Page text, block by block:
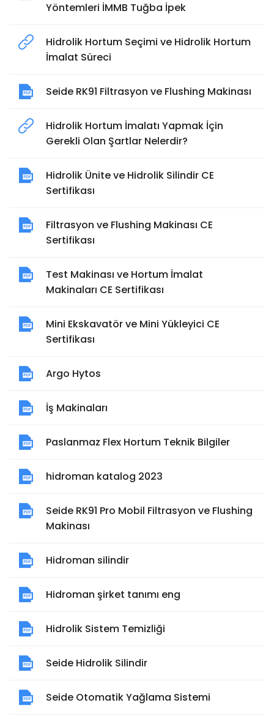
Yöntemleri İMMB Tuğba İpek
Hidrolik Hortum Seçimi ve Hidrolik Hortum
İmalat Süreci
Seide RK91 Filtrasyon ve Flushing Makinası
Hidrolik Hortum İmalatı Yapmak İçin
Gerekli Olan Şartlar Nelerdir?
Hidrolik Ünite ve Hidrolik Silindir CE
Sertifikası
Filtrasyon ve Flushing Makinası CE
Sertifikası
Test Makinası ve Hortum İmalat
Makinaları CE Sertifikası
Mini Ekskavatör ve Mini Yükleyici CE
Sertifikası
Argo Hytos
İş Makinaları
Paslanmaz Flex Hortum Teknik Bilgiler
hidroman katalog 2023
Seide RK91 Pro Mobil Filtrasyon ve Flushing
Makinası
Hidroman silindir
Hidroman şirket tanımı eng
Hidrolik Sistem Temizliği
Seide Hidrolik Silindir
Seide Otomatik Yağlama Sistemi